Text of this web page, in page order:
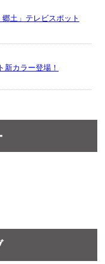
土」テレビスポット
新カラー登場！